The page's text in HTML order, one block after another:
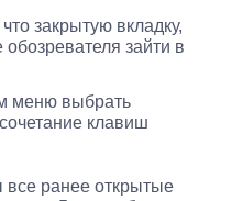
закрытую вкладку,
зайти в
меню выбрать
клавиш
все ранее открытые